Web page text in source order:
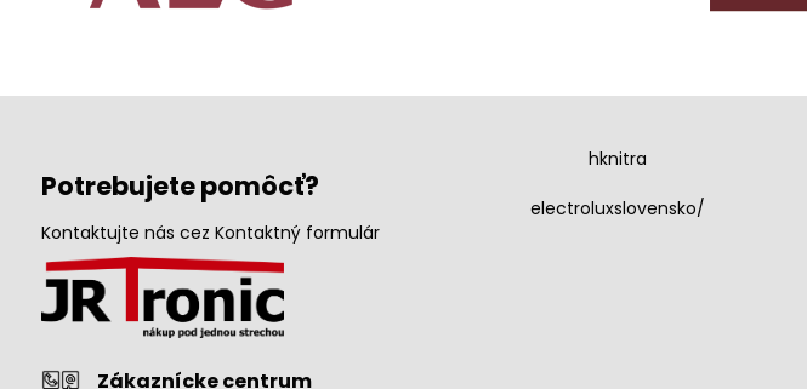
Potrebujete pomôcť?
Kontaktujte nás cez Kontaktný formulár
Zákaznícke centrum
hknitra
electroluxslovensko/